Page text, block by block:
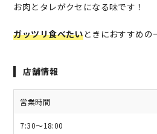
お肉とタレがクセになる味です！
ガッツリ食べたいときにおすすめの
店舗情報
営業時間
7:30〜18:00